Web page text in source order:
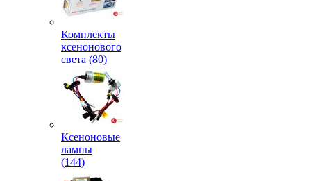
Комплекты
ксенонового
света (80)
Ксеноновые
лампы
(144)